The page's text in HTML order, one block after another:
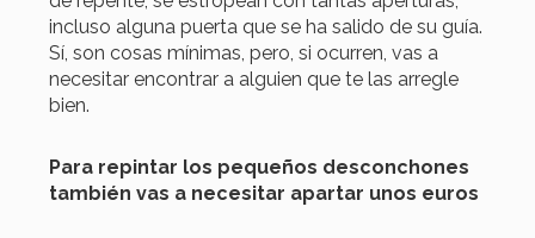
incluso alguna puerta que se ha salido de su guía.
Sí, son cosas mínimas, pero, si ocurren, vas a
necesitar encontrar a alguien que te las arregle
bien.
Para repintar los pequeños desconchones
también vas a necesitar apartar unos euros